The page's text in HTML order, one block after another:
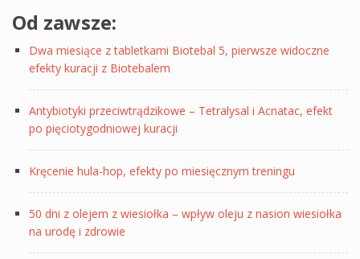
Od zawsze:
Dwa miesiące z tabletkami Biotebal 5, pierwsze widoczne
efekty kuracji z Biotebalem
Antybiotyki przeciwtrądzikowe – Tetralysal i Acnatac, efekt
po pięciotygodniowej kuracji
Kręcenie hula-hop, efekty po miesięcznym treningu
50 dni z olejem z wiesiołka – wpływ oleju z nasion wiesiołka
na urodę i zdrowie